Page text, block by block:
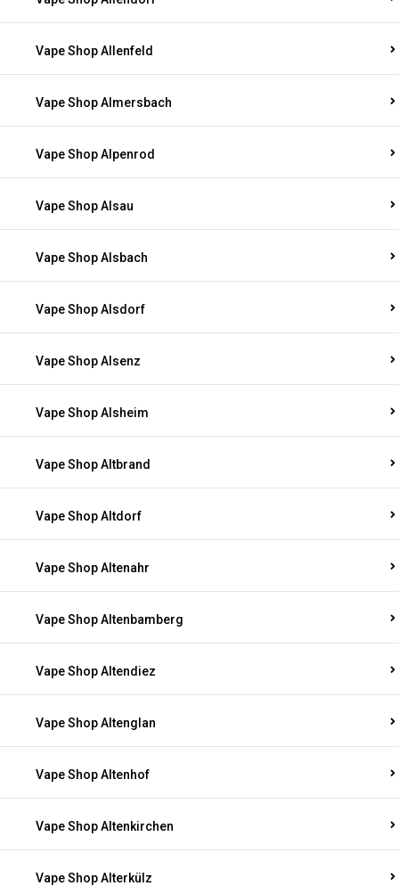
Vape Shop Allenfeld
Vape Shop Almersbach
Vape Shop Alpenrod
Vape Shop Alsau
Vape Shop Alsbach
Vape Shop Alsdorf
Vape Shop Alsenz
Vape Shop Alsheim
Vape Shop Altbrand
Vape Shop Altdorf
Vape Shop Altenahr
Vape Shop Altenbamberg
Vape Shop Altendiez
Vape Shop Altenglan
Vape Shop Altenhof
Vape Shop Altenkirchen
Vape Shop Alterkülz